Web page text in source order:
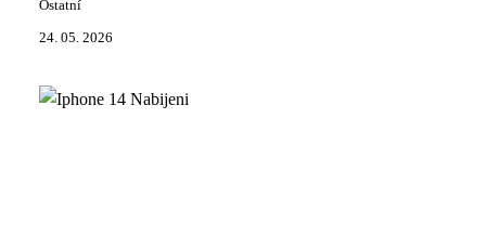
Ostatní
24. 05. 2026